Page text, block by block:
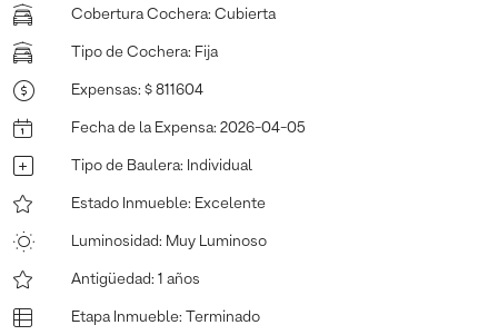
Cobertura Cochera: Cubierta
Tipo de Cochera: Fija
Expensas: $ 811604
Fecha de la Expensa: 2026-04-05
Tipo de Baulera: Individual
Estado Inmueble: Excelente
Luminosidad: Muy Luminoso
Antigüedad: 1 años
Etapa Inmueble: Terminado